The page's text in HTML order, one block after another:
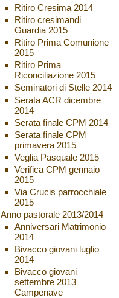
Ritiro Cresima 2014
Ritiro cresimandi
Guardia 2015
Ritiro Prima Comunione
2015
Ritiro Prima
Riconciliazione 2015
Seminatori di Stelle 2014
Serata ACR dicembre
2014
Serata finale CPM 2014
Serata finale CPM
primavera 2015
Veglia Pasquale 2015
Verifica CPM gennaio
2015
Via Crucis parrocchiale
2015
Anno pastorale 2013/2014
Anniversari Matrimonio
2014
Bivacco giovani luglio
2014
Bivacco giovani
settembre 2013
Campenave